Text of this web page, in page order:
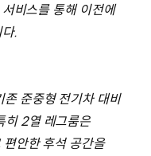
비스를 통해 이전에
.
준중형 전기차 대비
히 2열 레그룸은
안한 후석 공간을